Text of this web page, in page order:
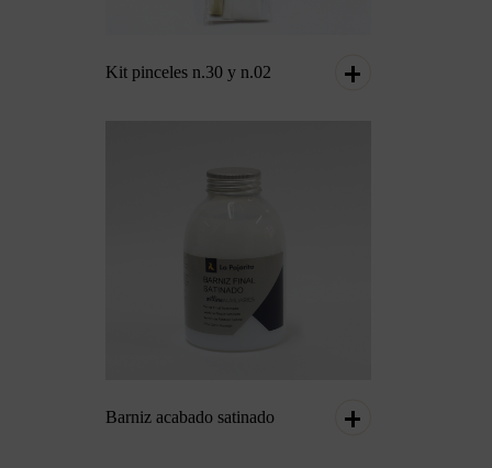
Kit pinceles n.30 y n.02
Barniz acabado satinado